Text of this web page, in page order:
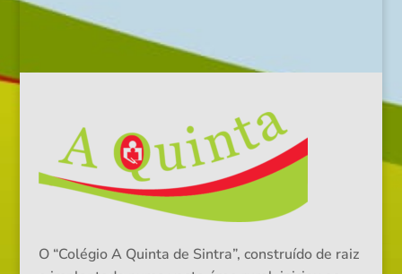
O “Colégio A Quinta de Sintra”, construído de raiz